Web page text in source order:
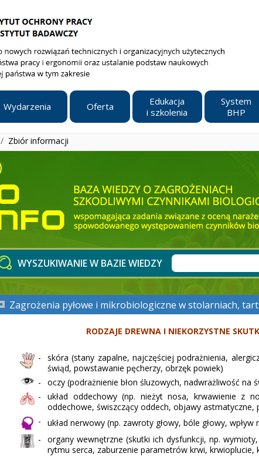
Wydarzenia Oferta
Edukacja
i szkolenia
System
BHP
/ Zbiór informacji
WYSZUKIWANIE W BAZIE WIEDZY
Zagrożenia pyłowe i mikrobiologiczne w stolarniach,
RODZAJE DREWNA I NIEKORZYSTNE
-
skóra (stany zapalne, najczęściej podrażnienia,
świąd, powstawanie pęcherzy, obrzęk powiek)
-
oczy (podrażnienie błon śluzowych, nadwrażliwość na
-
układ oddechowy (np. nieżyt nosa, krwawienie z
oddechowe, świszczący oddech, objawy astmatyczne,
-
układ nerwowy (np. zawroty głowy, bóle głowy,
-
organy wewnętrzne (skutki ich dysfunkcji, np.
rytmu serca, zaburzenie parametrów krwi, krwioplucie,